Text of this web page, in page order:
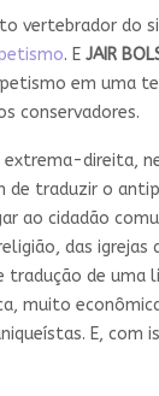
vertebrador do
. E JAIR
em uma
conservadores.
extrema-direita,
traduzir o
ao cidadão
das igrejas
tradução de uma
muito
E, com